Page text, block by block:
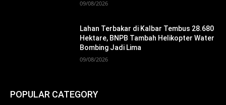
09/08/2026
Lahan Terbakar di Kalbar Tembus 28.680
Hektare, BNPB Tambah Helikopter Water
Bombing Jadi Lima
09/08/2026
POPULAR CATEGORY